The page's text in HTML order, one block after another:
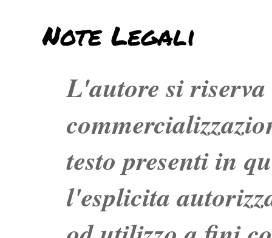
Note Legali
L'autore si
testo presenti in
l'esplicita